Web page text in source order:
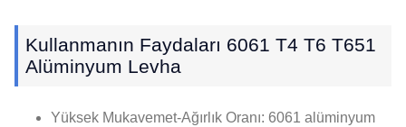
Kullanmanın Faydaları 6061 T4 T6 T651
Alüminyum Levha
Yüksek Mukavemet-Ağırlık Oranı: 6061 alüminyum